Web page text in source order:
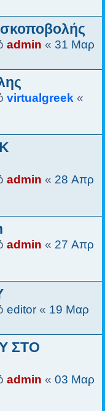
admin « 31 Μαρ
virtualgreek «
admin « 28 Απρ
admin « 27 Απρ
editor « 19 Μαρ
ΣΤΟ
admin « 03 Μαρ